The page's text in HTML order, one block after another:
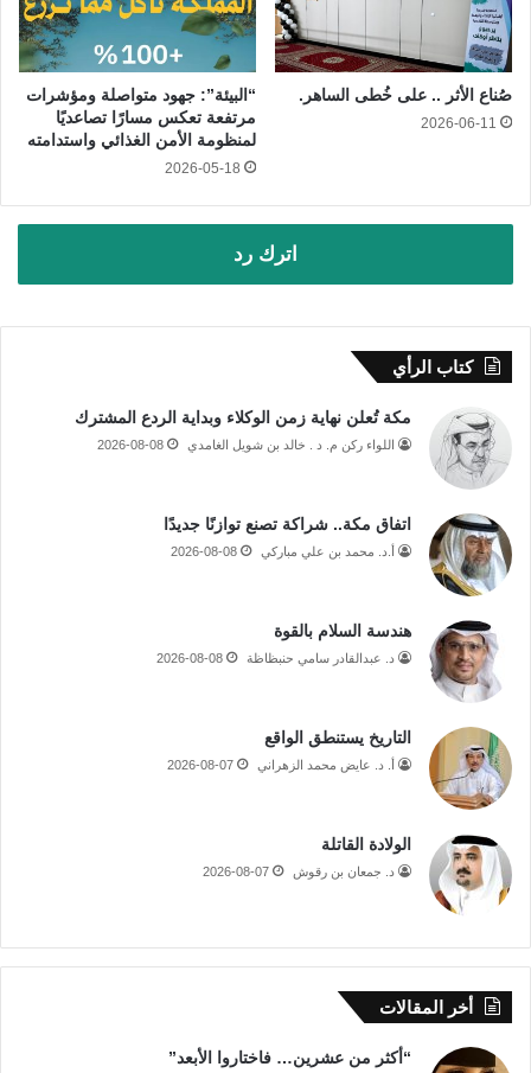
صُناع الأثر .. على خُطى الساهر.
2026-06-11
“البيئة”: جهود متواصلة ومؤشرات
مرتفعة تعكس مسارًا تصاعديًا
لمنظومة الأمن الغذائي واستدامته
2026-05-18
اترك رد
كتاب الرأي
مكة تُعلن نهاية زمن الوكلاء وبداية الردع المشترك
اللواء ركن م. د . خالد بن شويل الغامدي 2026-08-08
اتفاق مكة.. شراكة تصنع توازنًا جديدًا
أ.د. محمد بن علي مباركي 2026-08-08
هندسة السلام بالقوة
د. عبدالقادر سامي حنبظاظة 2026-08-08
التاريخ يستنطق الواقع
أ. د. عايض محمد الزهراني 2026-08-07
الولادة القاتلة
د. جمعان بن رقوش 2026-08-07
أخر المقالات
“أكثر من عشرين… فاختاروا الأبعد”